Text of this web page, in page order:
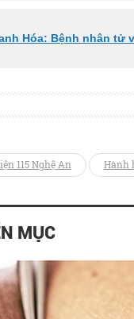
Hóa: Bệnh nhân tử
115 Nghệ An Hành
MỤC